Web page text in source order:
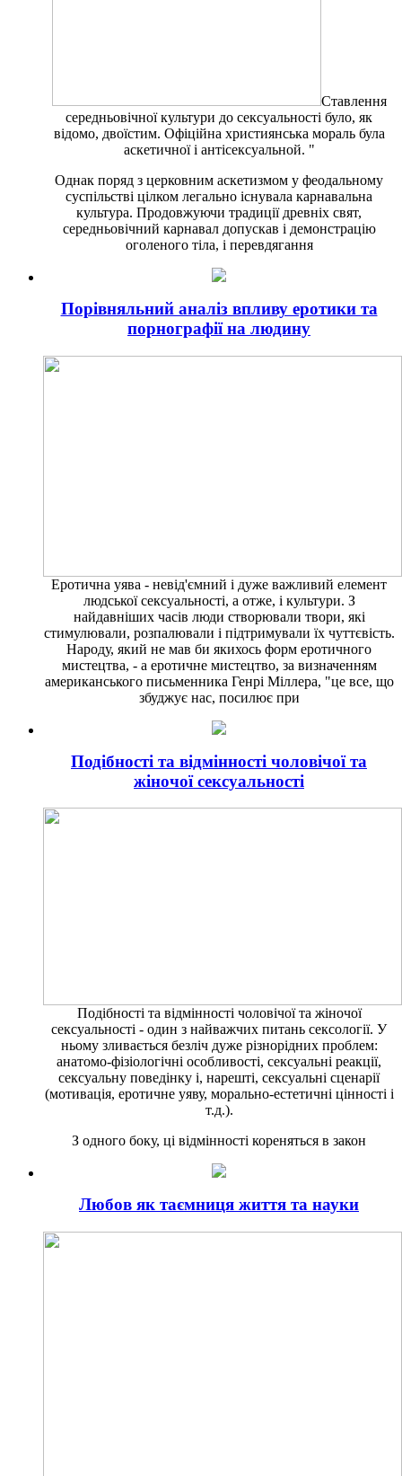
Ставлення
середньовічної культури до сексуальності було, як
відомо, двоїстим. Офіційна християнська мораль була
аскетичної і антісексуальной. "
Однак поряд з церковним аскетизмом у феодальному
суспільстві цілком легально існувала карнавальна
культура. Продовжуючи традиції древніх свят,
середньовічний карнавал допускав і демонстрацію
оголеного тіла, і перевдягання
Порівняльний аналіз впливу еротики та
порнографії на людину
Еротична уява - невід'ємний і дуже важливий елемент
людської сексуальності, а отже, і культури. З
найдавніших часів люди створювали твори, які
стимулювали, розпалювали і підтримували їх чуттєвість.
Народу, який не мав би якихось форм еротичного
мистецтва, - а еротичне мистецтво, за визначенням
американського письменника Генрі Міллера, "це все, що
збуджує нас, посилює при
Подібності та відмінності чоловічої та
жіночої сексуальності
Подібності та відмінності чоловічої та жіночої
сексуальності - один з найважчих питань сексології. У
ньому зливається безліч дуже різнорідних проблем:
анатомо-фізіологічні особливості, сексуальні реакції,
сексуальну поведінку і, нарешті, сексуальні сценарії
(мотивація, еротичне уяву, морально-естетичні цінності і
т.д.).
З одного боку, ці відмінності кореняться в закон
Любов як таємниця життя та науки